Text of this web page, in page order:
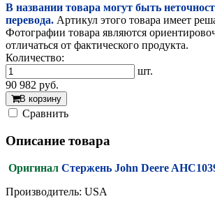
В названии товара могут быть
перевода. Артикул этого товара имеет
Фотографии товара являются
отличаться от фактического продукта.
Количество:
шт.
90 982 руб.
В корзину
Cравнить
Описание товара
Оригинал Стержень John Deere
Производитель: USA